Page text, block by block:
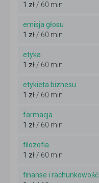
1 zł/ 60 min
emisja głosu
1 zł/ 60 min
etyka
1 zł/ 60 min
etykieta biznesu
1 zł/ 60 min
farmacja
1 zł/ 60 min
filozofia
1 zł/ 60 min
finanse i rachunkowość